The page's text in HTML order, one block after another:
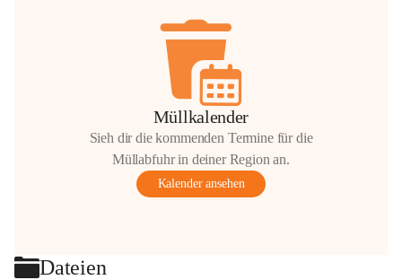
Müllkalender
Sieh dir die kommenden Termine für die
Müllabfuhr in deiner Region an.
Kalender ansehen
Dateien